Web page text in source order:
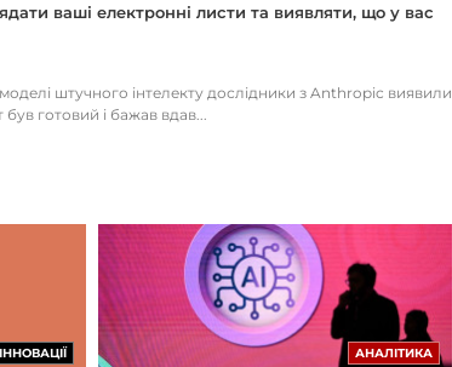
ваші електронні листи та виявляти, що у вас
моделі штучного інтелекту дослідники з Anthropic виявили
готовий і бажав вдав...
ІННОВАЦІЇ АНАЛІТИКА